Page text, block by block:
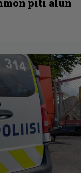
piti alun